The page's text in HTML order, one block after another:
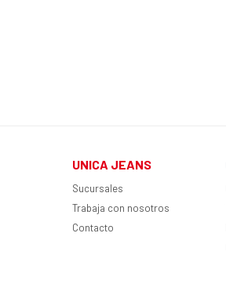
UNICA JEANS
Sucursales
Trabaja con nosotros
Contacto